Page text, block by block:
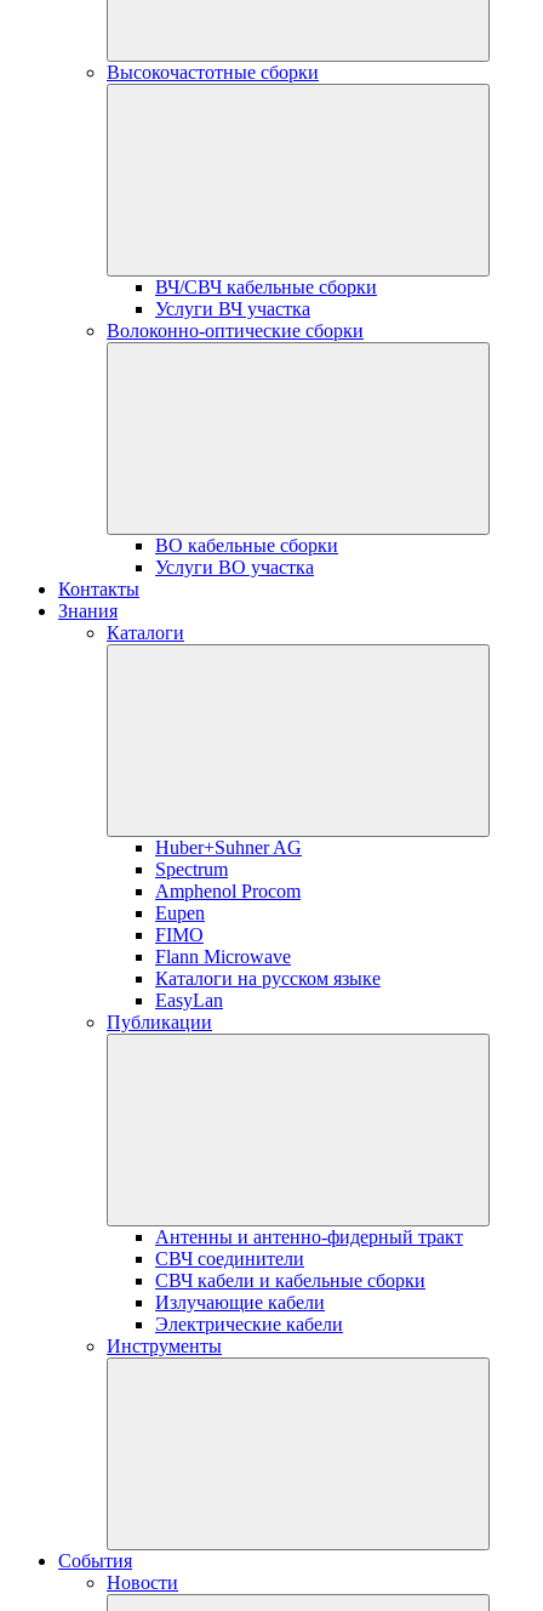
Высокочастотные сборки
ВЧ/СВЧ кабельные сборки
Услуги ВЧ участка
Волоконно-оптические сборки
ВО кабельные сборки
Услуги ВО участка
Контакты
Знания
Каталоги
Huber+Suhner AG
Spectrum
Amphenol Procom
Eupen
FIMO
Flann Microwave
Каталоги на русском языке
EasyLan
Публикации
Антенны и антенно-фидерный тракт
СВЧ соединители
СВЧ кабели и кабельные сборки
Излучающие кабели
Электрические кабели
Инструменты
События
Новости